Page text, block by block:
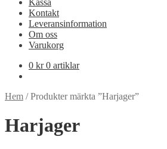
Kassa
Kontakt
Leveransinformation
Om oss
Varukorg
0 kr 0 artiklar
Hem /Produkter märkta ”Harjager”
Harjager